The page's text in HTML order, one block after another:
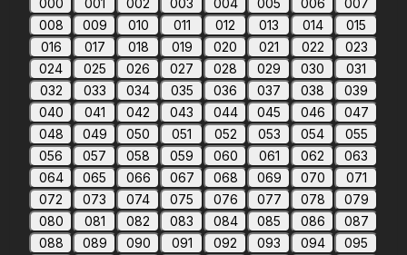
000 001 002 003 004 005 006
007
008
009 010 011 012 013 014
015
016
017 018 019 020 021 022
023
024
025 026 027 028 029 030
031
032
033 034 035 036 037 038
039
040
041 042 043 044 045 046
047
048
049 050 051 052 053 054
055
056
057 058 059 060 061 062
063
064
065 066 067 068 069 070
071
072
073 074 075 076 077 078
079
080
081 082 083 084 085 086
087
088
089 090 091 092 093 094
095